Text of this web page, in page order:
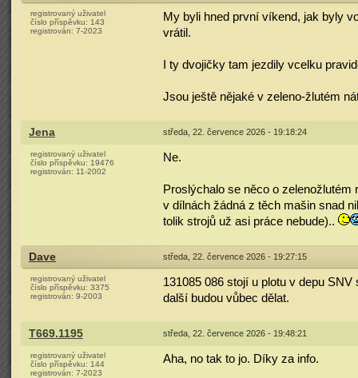
registrovaný uživatel
číslo příspěvku: 143
registrován: 7-2023
My byli hned první víkend, jak byly
vrátil.
I ty dvojičky tam jezdily vcelku
Jsou ještě nějaké v zeleno-žlutém
Jena středa, 22. července 2026 - 19:18:24
registrovaný uživatel
číslo příspěvku: 19476
registrován: 11-2002
Ne.
Proslýchalo se něco o
v dílnách žádná z těch mašin snad
tolik strojů už asi práce nebude)..
Dave středa, 22. července 2026 - 19:27:15
registrovaný uživatel
číslo příspěvku: 3375
registrován: 9-2003
131085 086 stojí u plotu v depu
další budou vůbec dělat.
T669.1195 středa, 22. července 2026 - 19:48:21
registrovaný uživatel
číslo příspěvku: 144
registrován: 7-2023
Aha, no tak to jo. Díky za info.